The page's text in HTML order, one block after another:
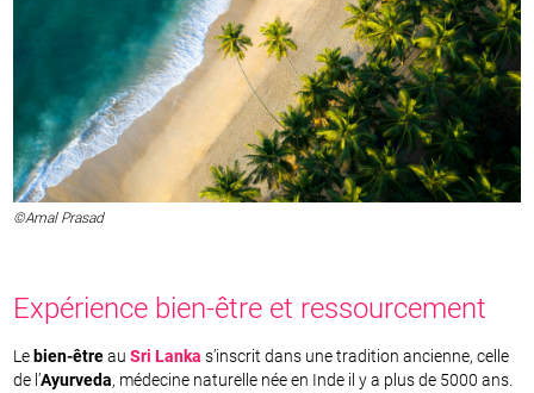
©Amal Prasad
Expérience bien-être et ressourcement
Le bien-êtreauSri Lanka s’inscrit dans une tradition ancienne, celle
de l’Ayurveda, médecine naturelle née en Inde il y a plus de 5000 ans.